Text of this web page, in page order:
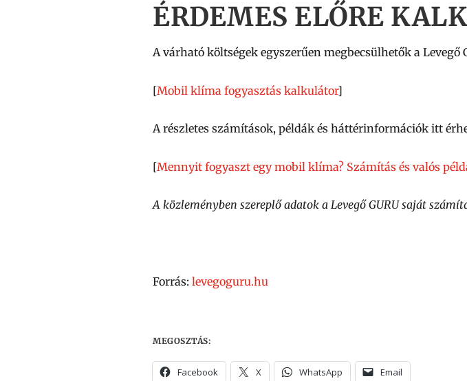
ÉRDEMES ELŐRE
A várható költségek egyszerűen megbecsülhetők a
[Mobil klíma fogyasztás kalkulátor]
A részletes számítások, példák és háttérinformációk itt
[Mennyit fogyaszt egy mobil klíma? Számítás és valós
A közleményben szereplő adatok a Levegő GURU saját
Forrás: levegoguru.hu
MEGOSZTÁS:
Facebook X WhatsApp Email